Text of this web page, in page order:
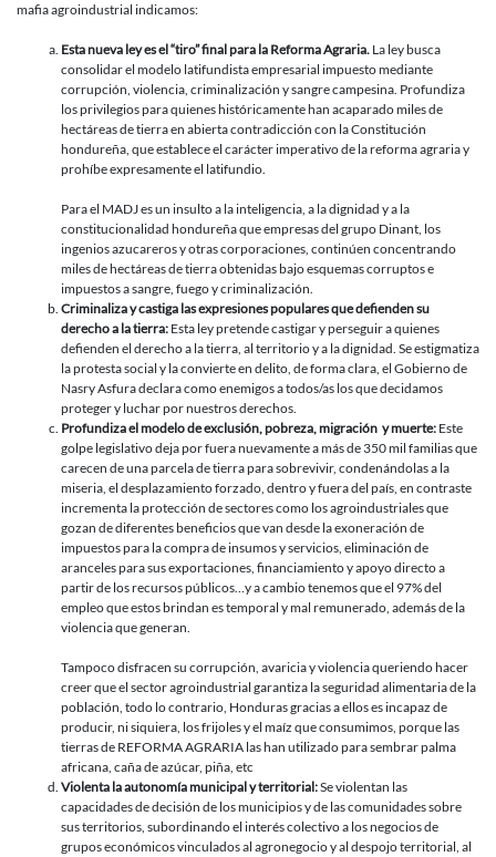
mafia agroindustrial indicamos:
Esta nueva ley es el “tiro” final para la Reforma Agraria. La ley busca
consolidar el modelo latifundista empresarial impuesto mediante
corrupción, violencia, criminalización y sangre campesina. Profundiza
los privilegios para quienes históricamente han acaparado miles de
hectáreas de tierra en abierta contradicción con la Constitución
hondureña, que establece el carácter imperativo de la reforma agraria y
prohíbe expresamente el latifundio.
Para el MADJ es un insulto a la inteligencia, a la dignidad y a la
constitucionalidad hondureña que empresas del grupo Dinant, los
ingenios azucareros y otras corporaciones, continúen concentrando
miles de hectáreas de tierra obtenidas bajo esquemas corruptos e
impuestos a sangre, fuego y criminalización.
Criminaliza y castiga las expresiones populares que defienden su
derecho a la tierra: Esta ley pretende castigar y perseguir a quienes
defienden el derecho a la tierra, al territorio y a la dignidad. Se estigmatiza
la protesta social y la convierte en delito, de forma clara, el Gobierno de
Nasry Asfura declara como enemigos a todos/as los que decidamos
proteger y luchar por nuestros derechos.
Profundiza el modelo de exclusión, pobreza, migración y muerte: Este
golpe legislativo deja por fuera nuevamente a más de 350 mil familias que
carecen de una parcela de tierra para sobrevivir, condenándolas a la
miseria, el desplazamiento forzado, dentro y fuera del país, en contraste
incrementa la protección de sectores como los agroindustriales que
gozan de diferentes beneficios que van desde la exoneración de
impuestos para la compra de insumos y servicios, eliminación de
aranceles para sus exportaciones, financiamiento y apoyo directo a
partir de los recursos públicos…y a cambio tenemos que el 97% del
empleo que estos brindan es temporal y mal remunerado, además de la
violencia que generan.
Tampoco disfracen su corrupción, avaricia y violencia queriendo hacer
creer que el sector agroindustrial garantiza la seguridad alimentaria de la
población, todo lo contrario, Honduras gracias a ellos es incapaz de
producir, ni siquiera, los frijoles y el maíz que consumimos, porque las
tierras de REFORMA AGRARIA las han utilizado para sembrar palma
africana, caña de azúcar, piña, etc
Violenta la autonomía municipal y territorial:Se violentan las
capacidades de decisión de los municipios y de las comunidades sobre
sus territorios, subordinando el interés colectivo a los negocios de
grupos económicos vinculados al agronegocio y al despojo territorial, al